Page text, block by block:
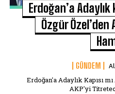
Erdoğan’a Adaylık
Özgür Özel’den
GÜNDEM
Erdoğan'a Adaylık Kapısı
AKP'yi